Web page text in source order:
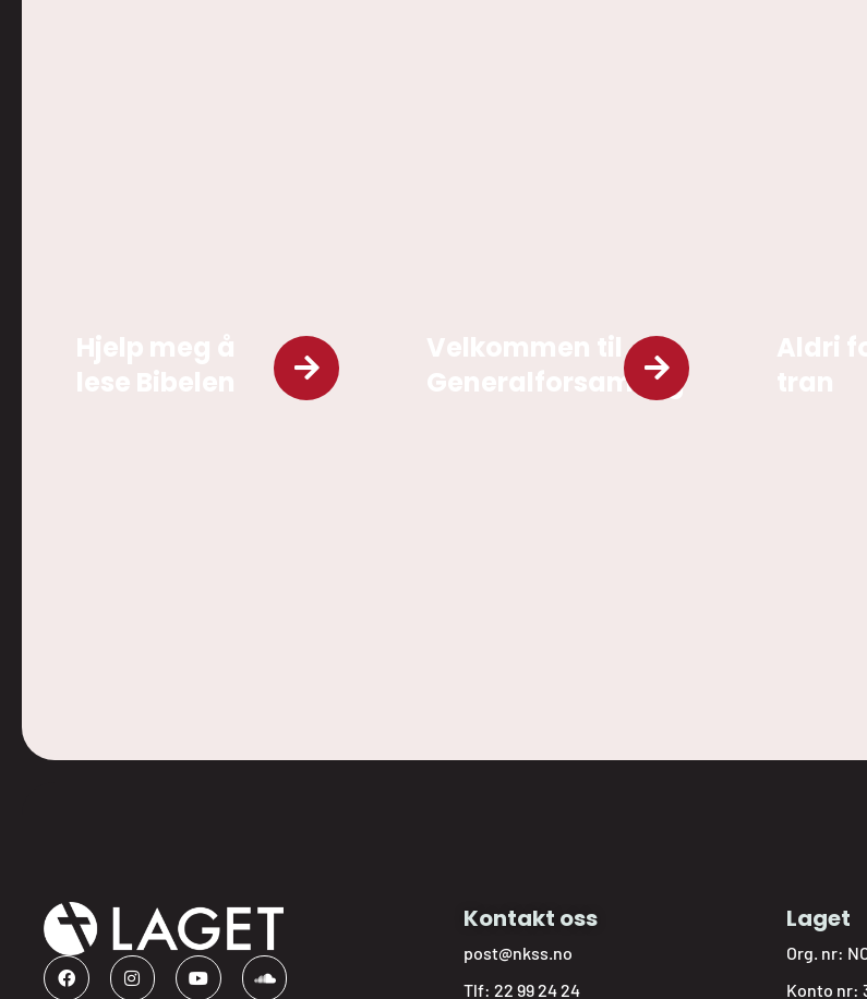
Generalforsamling
Kontakt oss
post@nkss.no
Tlf:22 99 24 24
Laget
Org. nr:
Konto nr: